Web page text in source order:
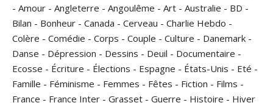
- Amour - Angleterre - Angoulême - Art - Australie - BD -
Bilan - Bonheur - Canada - Cerveau - Charlie Hebdo -
Colère - Comédie - Corps - Couple - Culture - Danemark -
Danse - Dépression - Dessins - Deuil - Documentaire -
Ecosse - Écriture - Élections - Espagne - États-Unis - Eté -
Famille - Féminisme - Femmes - Fêtes - Fiction - Films -
France - France Inter - Grasset - Guerre - Histoire - Hiver